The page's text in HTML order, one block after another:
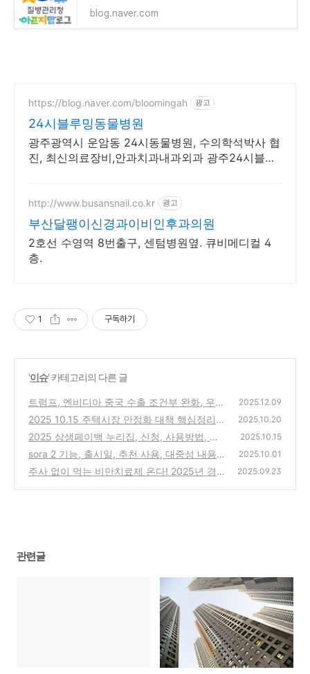
blog.naver.com
https://blog.naver.com/bloomingah 광고
24시블루밍동물병원
광주광역시 운암동 24시동물병원, 수의학석박사 협
진, 최신의료장비,안과치과내과외과 광주24시블루
http://www.busansnail.co.kr 광고
부산달팽이신경과이비인후과의원
2호선 수영역 8번출구, 센텀병원옆. 큐비메디컬 4
층.
1 구독하기
'이슈' 카테고리의 다른 글
트럼프, 엔비디아 중국 수출 조건부 완화, 우리
나라에 미치는 영향은?
(0)
2025.12.09
2025 10.15 주택시장 안정화 대책 핵심정리
요약
(0)
2025.10.20
2025 상생페이백 누리집, 신청, 사용방법, 사
용처, 신청 기간 등 총정리!
(0)
2025.10.15
sora 2 기능, 출시일, 추천 사용, 대중성 내용
총정리
(0)
2025.10.01
주사 없이 먹는 비만치료제 온다! 2025년 경구
2025.09.23
관련글